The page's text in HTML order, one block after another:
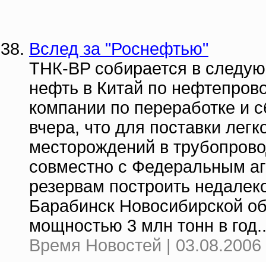
Вслед за "Роснефтью"
ТНК-BP собирается в
нефть в Китай по
компании по переработке и
вчера, что для поставки
месторождений в
совместно с Федеральным
резервам построить
Барабинск Новосибирской
мощностью 3 млн тонн в
Время Новостей | 03.08.2006